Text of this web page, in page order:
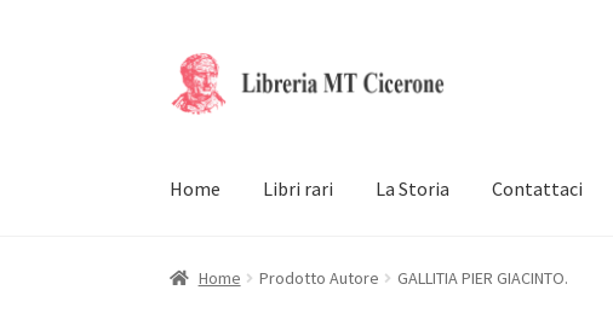
Vai
alla
Vai
al
Home Libri rari La Storia Contattaci
Home Prodotto Autore GALLITIA PIER GIACINTO.